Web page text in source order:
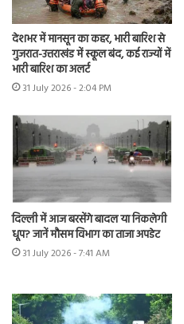
देशभर में मानसून का कहर, भारी बारिश से
गुजरात-उत्तराखंड में स्कूल बंद, कई राज्यों में
भारी बारिश का अलर्ट
31 July 2026 - 2:04 PM
दिल्ली में आज बरसेंगे बादल या निकलेगी
धूप? जानें मौसम विभाग का ताजा अपडेट
31 July 2026 - 7:41 AM